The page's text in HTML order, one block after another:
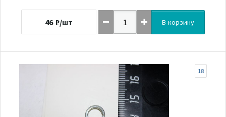
46 ₽/шт В корзину
18